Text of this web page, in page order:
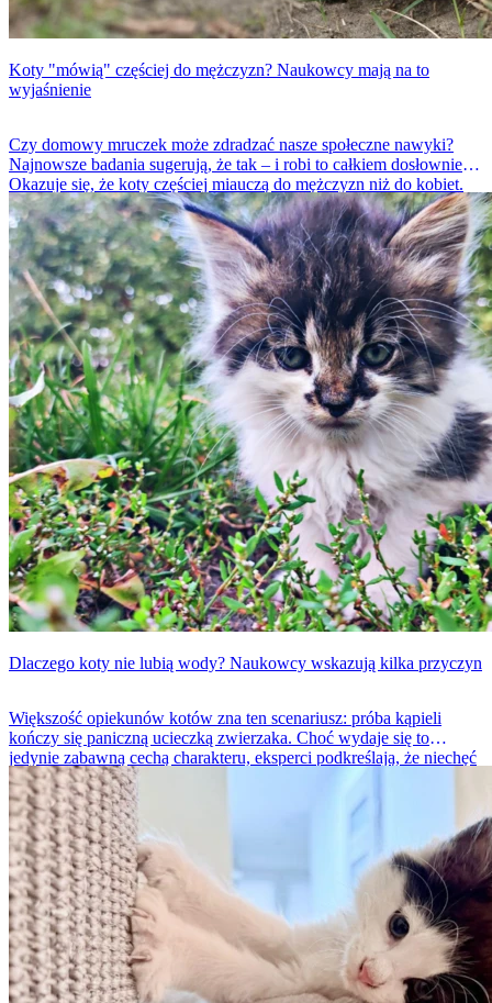
Koty "mówią" częściej do mężczyzn? Naukowcy mają na to
wyjaśnienie
Czy domowy mruczek może zdradzać nasze społeczne nawyki?
Najnowsze badania sugerują, że tak – i robi to całkiem dosłownie.
Okazuje się, że koty częściej miauczą do mężczyzn niż do kobiet.
Powód nie ma jednak nic wspólnego z „futrzastym patriarchatem”,
lecz z… ludzkim zachowaniem.
Dlaczego koty nie lubią wody? Naukowcy wskazują kilka przyczyn
Większość opiekunów kotów zna ten scenariusz: próba kąpieli
kończy się paniczną ucieczką zwierzaka. Choć wydaje się to
jedynie zabawną cechą charakteru, eksperci podkreślają, że niechęć
kotów do wody ma głębokie uzasadnienie biologiczne i
behawioralne. To efekt zarówno ewolucji, jak i indywidualnych
doświadczeń zwierzęcia.